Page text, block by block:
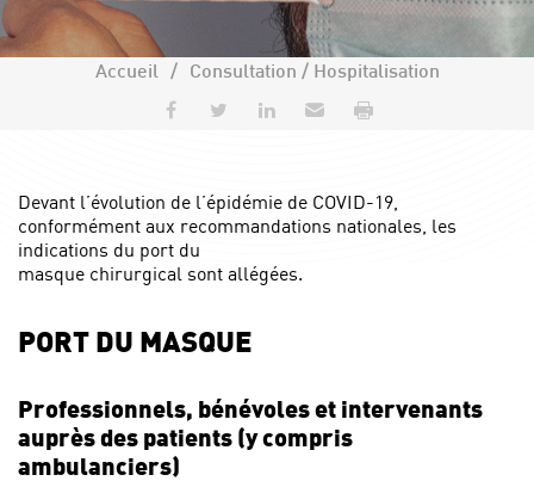
Accueil Consultation / Hospitalisation
Partager sur Facebook
Partager sur Twitter
Partager sur LinkedIn
Envoyer par e-mail
Devant l’évolution de l’épidémie de COVID-19,
conformément aux recommandations nationales, les
indications du port du
masque chirurgical sont allégées.
PORT DU MASQUE
Professionnels, bénévoles et intervenants
auprès des patients (y compris
ambulanciers)